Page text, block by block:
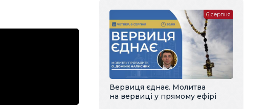
Вервиця єднає. Молитва
на вервиці у прямому ефірі
6 серпня